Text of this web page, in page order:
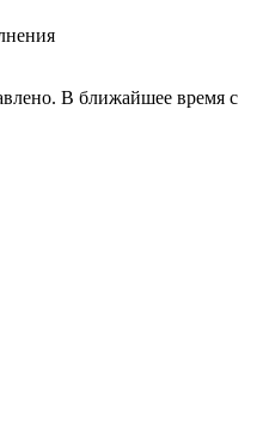
В ближайшее время с